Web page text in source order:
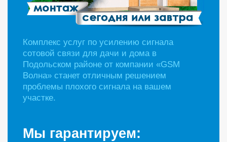
Комплекс услуг по усилению сигнала
сотовой связи для дачи и дома в
Подольском районе от компании «GSM
Волна» станет отличным решением
проблемы плохого сигнала на вашем
участке.
Мы гарантируем: